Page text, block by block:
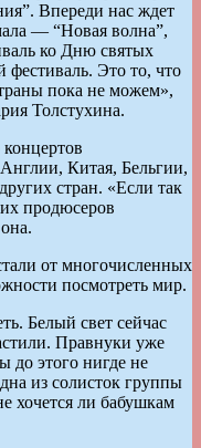
Впереди нас ждет
— “Новая волна”,
ко Дню святых
Это то, что
пока не можем»,
Толстухина.
Китая, Бельгии,
стран. «Если так
продюсеров
от многочисленных
посмотреть мир.
Белый свет сейчас
Правнуки уже
до этого нигде не
из солисток группы
хочется ли бабушкам